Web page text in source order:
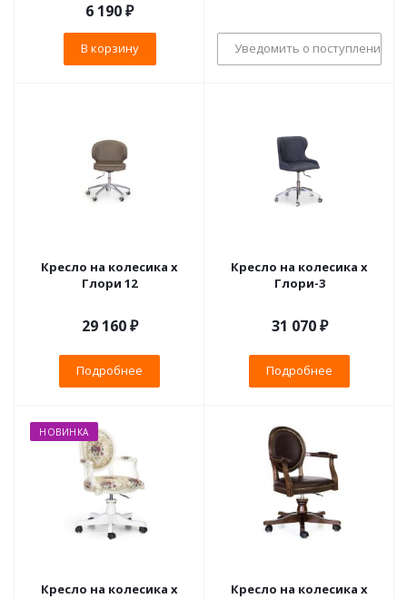
6 190₽
В корзину Уведомить о поступлении
Кресло на колесика х
Глори 12
29 160 ₽
Подробнее
Кресло на колесика х
Глори-3
31 070 ₽
Подробнее
НОВИНКА
Кресло на колесика х
Кресло на колесика х